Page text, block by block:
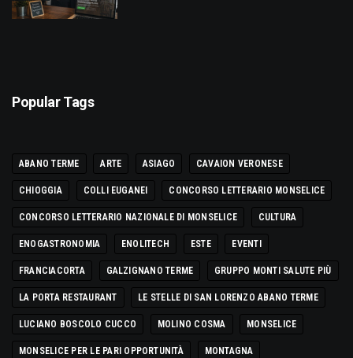
Popular Tags
ABANO TERME ARTE ASIAGO CAVAION VERONESE
CHIOGGIA COLLI EUGANEI CONCORSO LETTERARIO MONSELICE
CONCORSO LETTERARIO NAZIONALE DI MONSELICE CULTURA
ENOGASTRONOMIA ENOLITECH ESTE EVENTI
FRANCIACORTA GALZIGNANO TERME GRUPPO MONTI SALUTE PIÙ
LA PORTA RESTAURANT LE STELLE DI SAN LORENZO ABANO TERME
LUCIANO BOSCOLO CUCCO MOLINO COSMA MONSELICE
MONSELICE PER LE PARI OPPORTUNITÀ MONTAGNA